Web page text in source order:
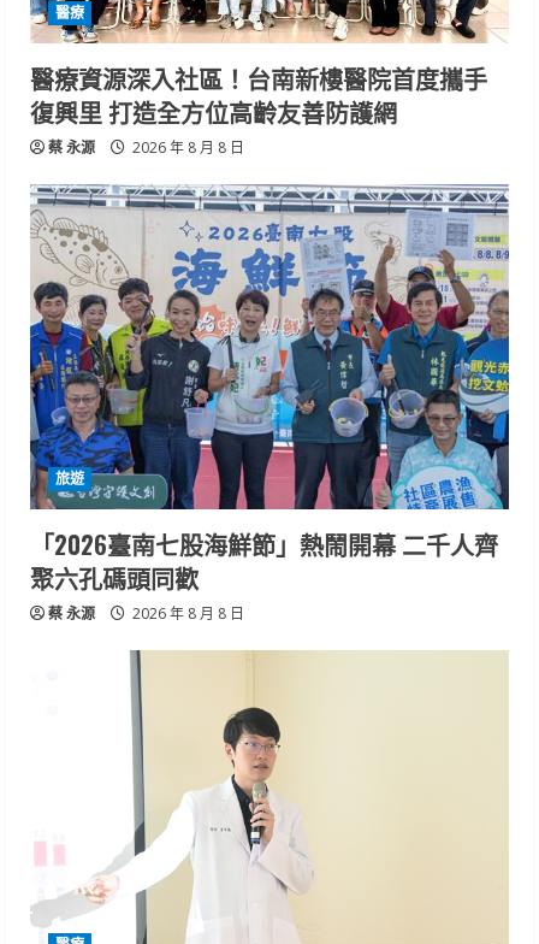
醫療
醫療資源深入社區！台南新樓醫院首度攜手
復興里 打造全方位高齡友善防護網
蔡 永源 2026 年 8 月 8 日
旅遊
「2026臺南七股海鮮節」熱鬧開幕 二千人齊
聚六孔碼頭同歡
蔡 永源 2026 年 8 月 8 日